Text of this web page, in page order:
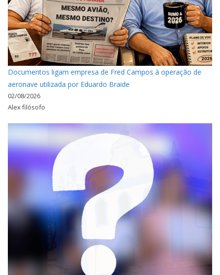
Documentos ligam empresa de Fred Campos à operação de
aeronave utilizada por Eduardo Braide
02/08/2026
Alex filósofo